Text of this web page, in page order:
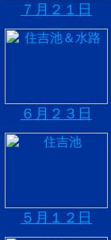
７月２１日
６月２３日
５月１２日